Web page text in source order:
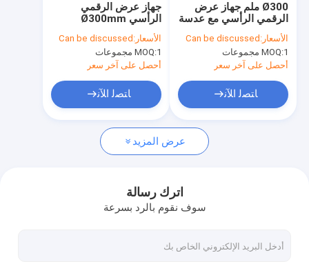
رقابة جودة
اتصل بنا
أخبار
أنظمة قياس الفيديو
جهاز عرض الرقمي
الرأسي Ø300mm
VP300-1510 10X 20X
50X الهدف
الأسعار: Can be discussed
MOQ:1 مجموعات
أحصل على آخر سعر
ﺎﺘﺼﻟ ﺍﻶﻧ
Ø300 ملم جهاز عرض
الرقمي الرأسي مع عدسة
10X القياسية
الأسعار: Can be discussed
MOQ:1 مجموعات
أحصل على آخر سعر
ﺎﺘﺼﻟ ﺍﻶﻧ
عرض المزيد
اترك رسالة
سوف نقوم بالرد بسرعة